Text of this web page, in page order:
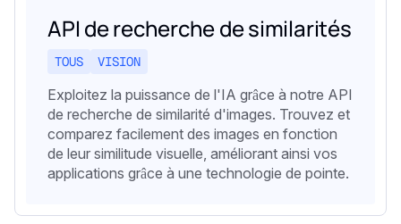
API de recherche de similarités
TOUS VISION
Exploitez la puissance de l'IA grâce à notre API
de recherche de similarité d'images. Trouvez et
comparez facilement des images en fonction
de leur similitude visuelle, améliorant ainsi vos
applications grâce à une technologie de pointe.